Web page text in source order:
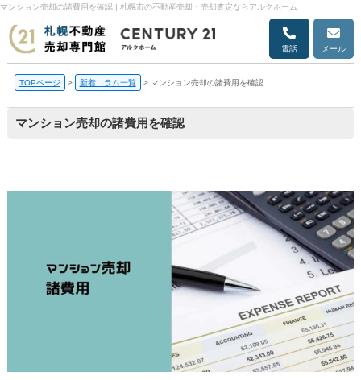
マンション売却の諸費用を確認 | 札幌市の不動産売却・売却査定ならアルクホーム
電話 メール
TOPページ > 新着コラム一覧 > マンション売却の諸費用を確認
マンション売却の諸費用を確認